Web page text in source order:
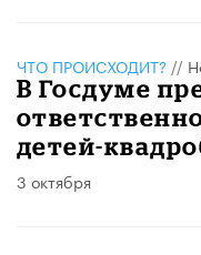
ЧТО ПРОИСХОДИТ? //
В Госдуме
детей-
3 октября